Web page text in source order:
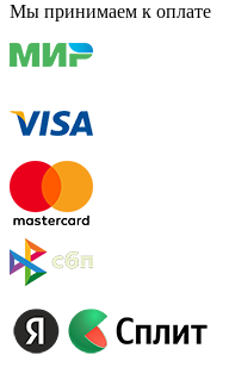
Мы принимаем к оплате